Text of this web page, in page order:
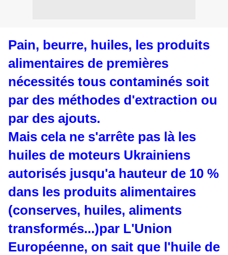
Pain, beurre, huiles, les produits
alimentaires de premières
nécessités tous contaminés soit
par des méthodes d'extraction ou
par des ajouts.
Mais cela ne s'arrête pas là les
huiles de moteurs Ukrainiens
autorisés jusqu'a hauteur de 10 %
dans les produits alimentaires
(conserves, huiles, aliments
transformés...)par L'Union
Européenne, on sait que l'huile de